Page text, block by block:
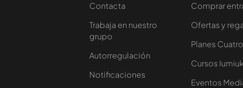
Contacta
Trabaja en nuestro
grupo
Autorregulación
Notificaciones
Comprar
Ofertas y
Planes Cuatro
Cursos
Eventos